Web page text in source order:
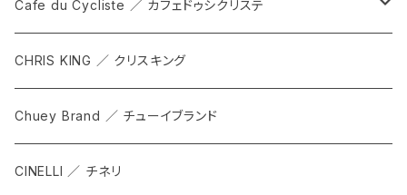
DEX
GRIP SLING
SHADOW
KOMPAK
カンビウム
メンテナンス
Cafe du Cycliste ／ カフェドゥシクリステ
ALL
TOPS
BOTTOMS
CHRIS KING ／ クリスキング
Chuey Brand ／ チューイブランド
CINELLI ／ チネリ